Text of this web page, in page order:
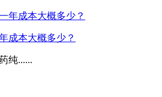
成本大概多少？
纯......